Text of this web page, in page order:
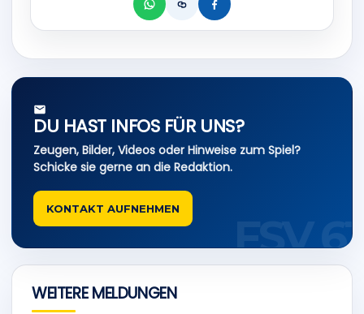
Link
kopieren
DU HAST INFOS FÜR UNS?
Zeugen, Bilder, Videos oder Hinweise zum Spiel?
Schicke sie gerne an die Redaktion.
KONTAKT AUFNEHMEN
WEITERE MELDUNGEN